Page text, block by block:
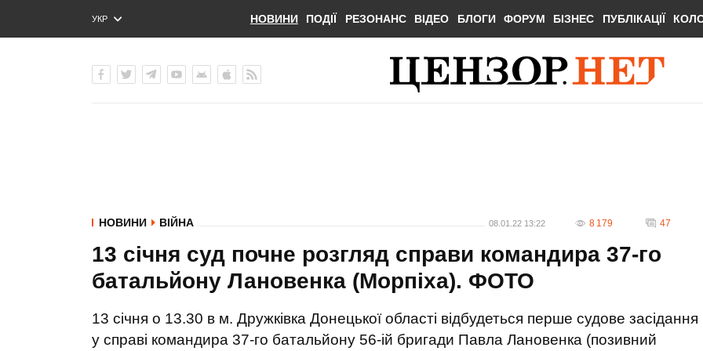
УКР
ENG
НОВИНИ ПОДІЇ РЕЗОНАНС ВІДЕО БЛОГИ ФОРУМ БІЗНЕС ПУБЛІКАЦІЇ
НОВИНИ ВІЙНА 08.01.22 13:22 8 179 47
13 січня суд почне розгляд справи командира 37-го
батальйону Лановенка (Морпіха). ФОТО
13 січня о 13.30 в м. Дружківка Донецької області відбудеться перше судове засідання
у справі командира 37-го батальйону 56-ій бригади Павла Лановенка (позивний